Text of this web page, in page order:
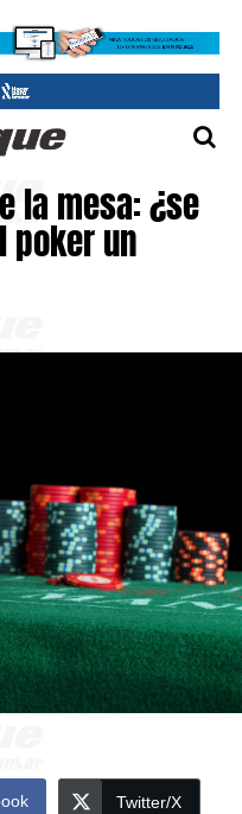
la mesa: ¿se
poker un
Twitter/X